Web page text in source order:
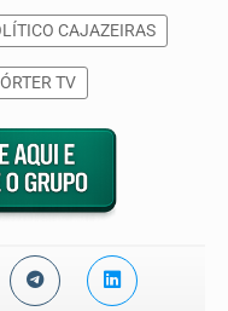
CAJAZEIRAS
TV